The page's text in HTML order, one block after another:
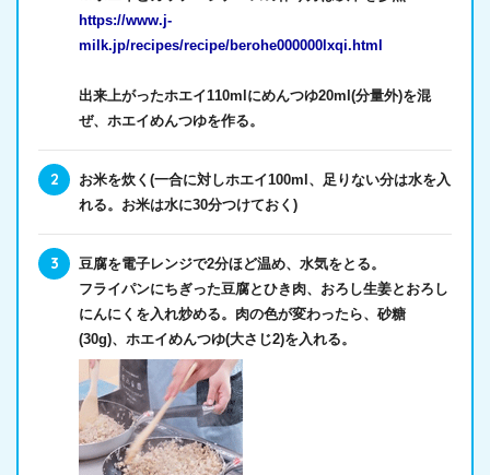
https://www.j-
milk.jp/recipes/recipe/berohe000000lxqi.html
出来上がったホエイ110mlにめんつゆ20ml(分量外)を混
ぜ、ホエイめんつゆを作る。
お米を炊く(一合に対しホエイ100ml、足りない分は水を入
れる。お米は水に30分つけておく)
豆腐を電子レンジで2分ほど温め、水気をとる。
フライパンにちぎった豆腐とひき肉、おろし生姜とおろし
にんにくを入れ炒める。肉の色が変わったら、砂糖
(30g)、ホエイめんつゆ(大さじ2)を入れる。